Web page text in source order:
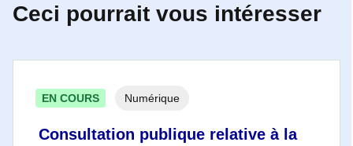
Ceci pourrait vous intéresser
Consultation publique relative à la
EN COURS Numérique